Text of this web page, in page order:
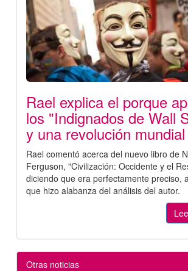
Rael explica el porque
los "Indignados de Wall
y una revolución mundial
Rael comentó acerca del nuevo libro de
Ferguson, "Civilización: Occidente y el
diciendo que era perfectamente preciso,
que hizo alabanza del análisis del autor.
Otras noticias